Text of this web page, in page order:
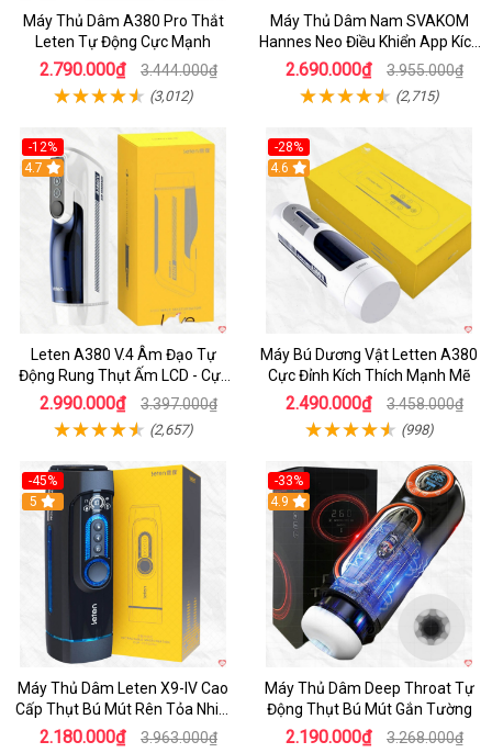
Máy Thủ Dâm A380 Pro Thắt
Leten Tự Động Cực Mạnh
2.790.000₫ 3.444.000₫
(3,012)
Máy Thủ Dâm Nam SVAKOM
Hannes Neo Điều Khiển App Kích
Thích
2.690.000₫ 3.955.000₫
(2,715)
-12%
Hot
4.7
Leten A380 V.4 Âm Đạo Tự
Động Rung Thụt Ấm LCD - Cực
Phê
2.990.000₫ 3.397.000₫
(2,657)
-28%
Hot
4.6
Máy Bú Dương Vật Letten A380
Cực Đỉnh Kích Thích Mạnh Mẽ
2.490.000₫ 3.458.000₫
(998)
-45%
Hot
5
Máy Thủ Dâm Leten X9-IV Cao
Cấp Thụt Bú Mút Rên Tỏa Nhiệt
Sạc Pin
2.180.000₫ 3.963.000₫
-33%
Hot
4.9
Máy Thủ Dâm Deep Throat Tự
Động Thụt Bú Mút Gắn Tường
2.190.000₫ 3.268.000₫